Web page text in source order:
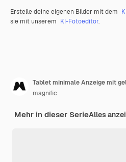
Erstelle deine eigenen Bilder mit dem
sie mit unserem KI-Fotoeditor.
Tablet minimale Anzeige mit
magnific
Mehr in dieser SerieAlles